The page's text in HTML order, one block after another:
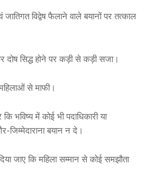
विद्वेष फैलाने वाले बयानों पर तत्काल
दोष सिद्ध होने पर कड़ी से कड़ी सजा।
महिलाओं से माफी।
भविष्य में कोई भी पदाधिकारी या
जिम्मेदाराना बयान न दे।
जाए कि महिला सम्मान से कोई समझौता